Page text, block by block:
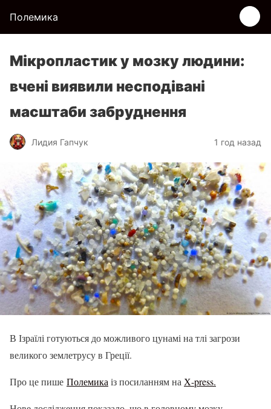
Полемика
Мікропластик у мозку людини:
вчені виявили несподівані
масштаби забруднення
Лидия Гапчук 1 год назад
В Ізраїлі готуються до можливого цунамі на тлі загрози
великого землетрусу в Греції.
Про це пише Полемика із посиланням на Х-press.